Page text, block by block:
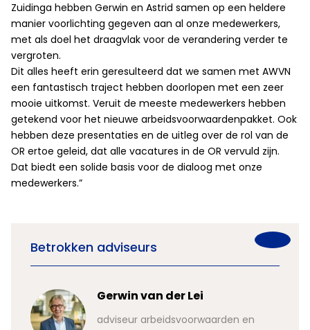
Zuidinga hebben Gerwin en Astrid samen op een heldere
manier voorlichting gegeven aan al onze medewerkers,
met als doel het draagvlak voor de verandering verder te
vergroten.
Dit alles heeft erin geresulteerd dat we samen met AWVN
een fantastisch traject hebben doorlopen met een zeer
mooie uitkomst. Veruit de meeste medewerkers hebben
getekend voor het nieuwe arbeidsvoorwaardenpakket. Ook
hebben deze presentaties en de uitleg over de rol van de
OR ertoe geleid, dat alle vacatures in de OR vervuld zijn.
Dat biedt een solide basis voor de dialoog met onze
medewerkers.”
Betrokken adviseurs
Gerwin van der Lei
adviseur arbeidsvoorwaarden en